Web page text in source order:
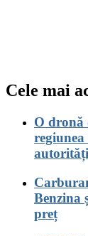
Cele mai
O dronă
regiunea
Benzina
preț